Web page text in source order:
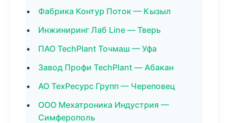
Фабрика Контур Поток — Кызыл
Инжиниринг Лаб Line — Тверь
ПАО TechPlant Точмаш — Уфа
Завод Профи TechPlant — Абакан
АО ТехРесурс Групп — Череповец
ООО Мехатроника Индустрия —
Симферополь